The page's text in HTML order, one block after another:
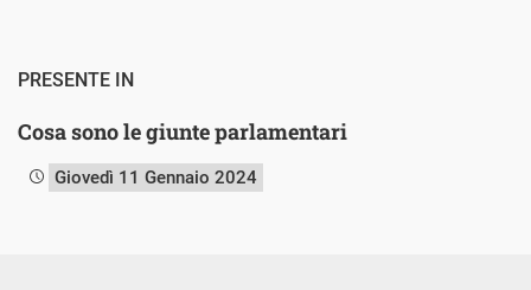
PRESENTE IN
Cosa sono le giunte parlamentari
Giovedì 11 Gennaio 2024